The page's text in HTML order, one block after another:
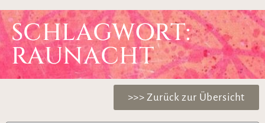
SCHLAGWORT:
RAUNACHT
>>> Zurück zur Übersicht